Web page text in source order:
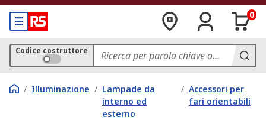
0
Codice costruttore
/ Illuminazione / Lampade da
interno ed
esterno
/ Accessori per
fari orientabili